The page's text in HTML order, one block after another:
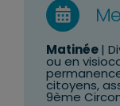
Matinée|
ou en
citoyens,
9ème